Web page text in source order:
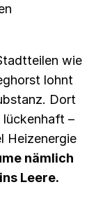
wie
lohnt
Dort
lückenhaft –
Heizenergie
nämlich
Leere.